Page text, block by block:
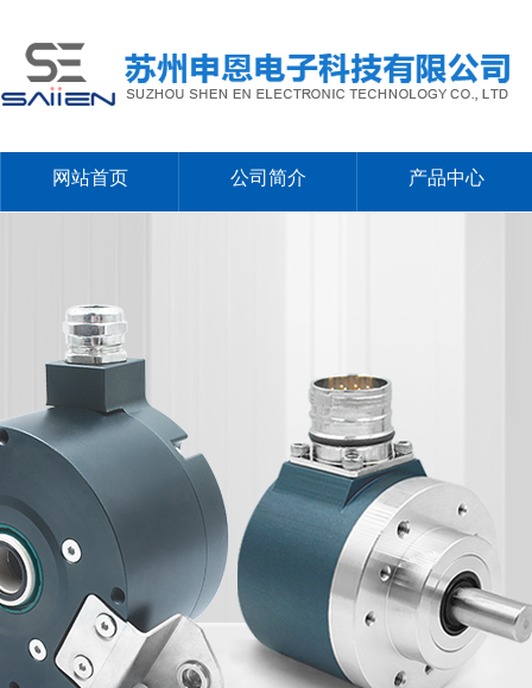
网站首页 公司简介 产品中心